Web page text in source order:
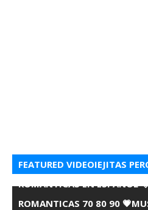
FEATURED VIDEOIEJITAS
ROMANTICAS EN ESPANOL
ROMANTICAS 70 80 90